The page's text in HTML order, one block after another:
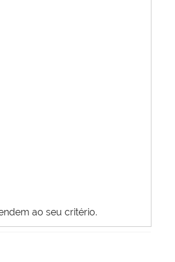
ao seu critério.